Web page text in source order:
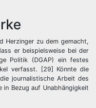
Herzinger zu dem gemacht,
er beispielsweise bei der
Politik (DGAP) ein festes
verfasst. [29] Könnte die
journalistische Arbeit des
in Bezug auf Unabhängigkeit